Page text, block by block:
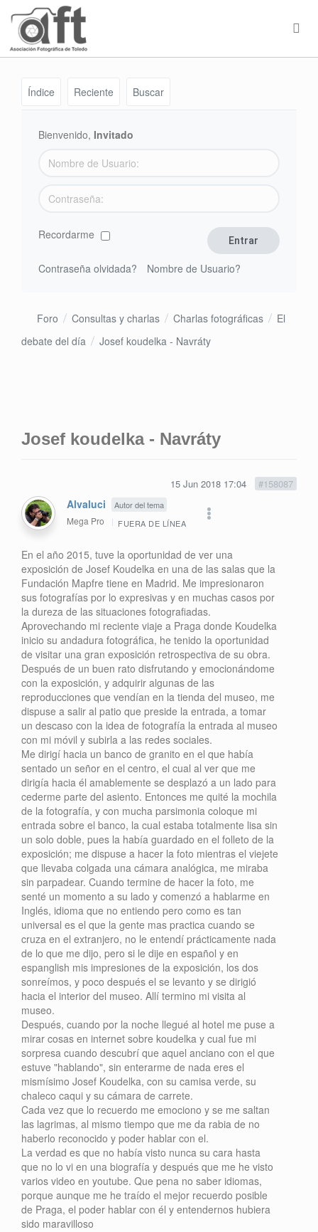
Índice Reciente Buscar
Bienvenido, Invitado
Recordarme
Contraseña olvidada? Nombre de Usuario?
Foro Consultas y charlas Charlas fotográficas
El
debate del día
Josef koudelka - Navráty
Josef koudelka - Navráty
15 Jun 2018 17:04 #158087
Alvaluci Autor del tema
Mega Pro FUERA DE LÍNEA
En el año 2015, tuve la oportunidad de ver una
exposición de Josef Koudelka en una de las salas que la
Fundación Mapfre tiene en Madrid. Me impresionaron
sus fotografías por lo expresivas y en muchas casos por
la dureza de las situaciones fotografiadas.
Aprovechando mi reciente viaje a Praga donde Koudelka
inicio su andadura fotográfica, he tenido la oportunidad
de visitar una gran exposición retrospectiva de su obra.
Después de un buen rato disfrutando y emocionándome
con la exposición, y adquirir algunas de las
reproducciones que vendían en la tienda del museo, me
dispuse a salir al patio que preside la entrada, a tomar
un descaso con la idea de fotografía la entrada al museo
con mi móvil y subirla a las redes sociales.
Me dirigí hacia un banco de granito en el que había
sentado un señor en el centro, el cual al ver que me
dirigía hacia él amablemente se desplazó a un lado para
cederme parte del asiento. Entonces me quité la mochila
de la fotografía, y con mucha parsimonia coloque mi
entrada sobre el banco, la cual estaba totalmente lisa sin
un solo doble, pues la había guardado en el folleto de la
exposición; me dispuse a hacer la foto mientras el viejete
que llevaba colgada una cámara analógica, me miraba
sin parpadear. Cuando termine de hacer la foto, me
senté un momento a su lado y comenzó a hablarme en
Inglés, idioma que no entiendo pero como es tan
universal es el que la gente mas practica cuando se
cruza en el extranjero, no le entendí prácticamente nada
de lo que me dijo, pero si le dije en español y en
espanglish mis impresiones de la exposición, los dos
sonreímos, y poco después el se levanto y se dirigió
hacia el interior del museo. Allí termino mi visita al
museo.
Después, cuando por la noche llegué al hotel me puse a
mirar cosas en internet sobre koudelka y cual fue mi
sorpresa cuando descubrí que aquel anciano con el que
estuve "hablando", sin enterarme de nada eres el
mismísimo Josef Koudelka, con su camisa verde, su
chaleco caqui y su cámara de carrete.
Cada vez que lo recuerdo me emociono y se me saltan
las lagrimas, al mismo tiempo que me da rabia de no
haberlo reconocido y poder hablar con el.
La verdad es que no había visto nunca su cara hasta
que no lo vi en una biografía y después que me he visto
varios video en youtube. Que pena no saber idiomas,
porque aunque me he traído el mejor recuerdo posible
de Praga, el poder hablar con él y entendernos hubiera
sido maravilloso